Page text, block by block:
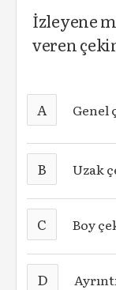
İzleyene
veren
A Genel
B Uzak
C Boy
D